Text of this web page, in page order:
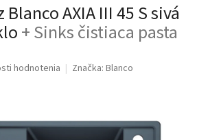
AXIA III 45 S sivá
+ Sinks čistiaca pasta
hodnotenia Značka: Blanco